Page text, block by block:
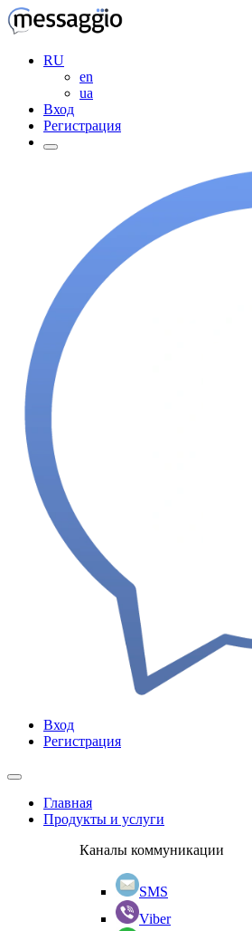
RU
en
ua
Вход
Регистрация
Вход
Регистрация
Главная
Продукты и услуги
Каналы коммуникации
SMS
Viber